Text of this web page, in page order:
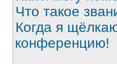
Что такое
Когда я
конференцию!